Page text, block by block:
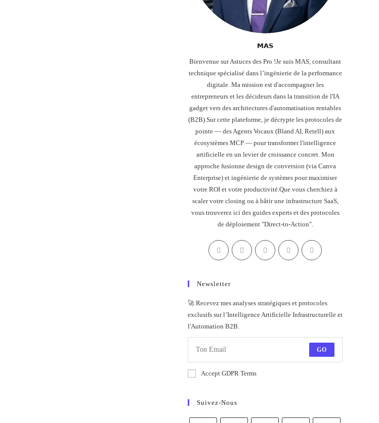
𝗠𝗔𝗦
Bienvenue sur Astuces des Pro !Je suis MAS, consultant
technique spécialisé dans l’ingénierie de la performance
digitale. Ma mission est d'accompagner les
entrepreneurs et les décideurs dans la transition de l'IA
gadget vers des architectures d'automatisation rentables
(B2B).Sur cette plateforme, je décrypte les protocoles de
pointe — des Agents Vocaux (Bland AI, Retell) aux
écosystèmes MCP — pour transformer l'intelligence
artificielle en un levier de croissance concret. Mon
approche fusionne design de conversion (via Canva
Enterprise) et ingénierie de systèmes pour maximiser
votre ROI et votre productivité.Que vous cherchiez à
scaler votre closing ou à bâtir une infrastructure SaaS,
vous trouverez ici des guides experts et des protocoles
de déploiement "Direct-to-Action".
Newsletter
🚀 Recevez mes analyses stratégiques et protocoles
exclusifs sur l’Intelligence Artificielle Infrastructurelle et
l'Automation B2B.
GO
Accept GDPR Terms
Suivez-Nous